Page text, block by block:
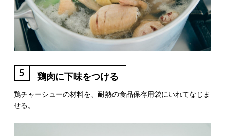
5 鶏肉に下味をつける
鶏チャーシューの材料を、耐熱の食品保存用袋にいれてなじま
せる。